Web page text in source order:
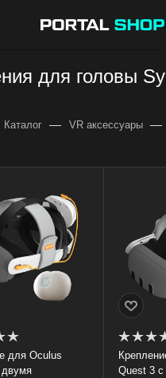
для головы
Каталог — VR аксессуары —
для Oculus
Quest 3